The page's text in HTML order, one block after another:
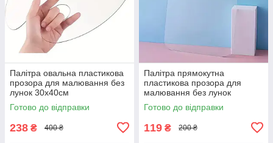
Палітра овальна пластикова
прозора для малювання без
лунок 30х40см
Готово до відправки
238 ₴ 400 ₴
Палітра прямокутна
пластикова прозора для
малювання без лунок
20х30см
Готово до відправки
119 ₴ 200 ₴